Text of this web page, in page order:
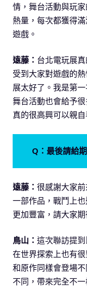
情，舞台活動與玩
熱量，每次都獲得
遊戲。
遠藤： 台北電玩展
受到大家對遊戲的
展太好了。我是第
舞台活動也會給予
真的很高興可以親自
Q：最後請給
遠藤： 很感謝大家
一部作品，戰鬥上
更加豐富，請大家
鳥山： 這次聯訪提
在世界探索上也有
和原作同樣會登場
不同，帶來完全不